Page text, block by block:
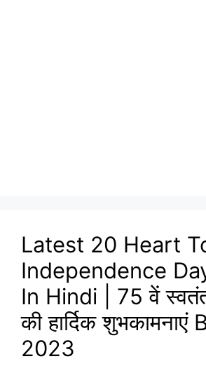
Latest 20 Heart
Independence
In Hindi | 75 वें
की हार्दिक शुभकामनाएं
2023